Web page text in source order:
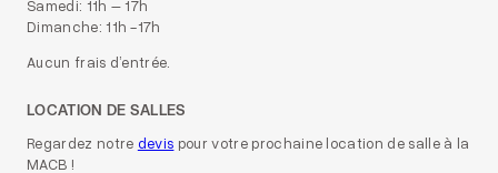
Samedi: 11h – 17h
Dimanche: 11h -17h
Aucun frais d’entrée.
LOCATION DE SALLES
Regardez notre devis pour votre prochaine location de salle à la
MACB !